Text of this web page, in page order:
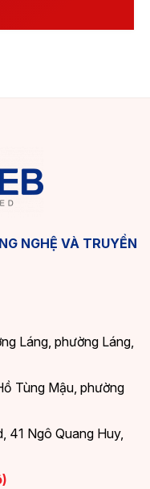
NGHỆ VÀ TRUYỀN
Láng, phường Láng,
Tùng Mậu, phường
41 Ngô Quang Huy,